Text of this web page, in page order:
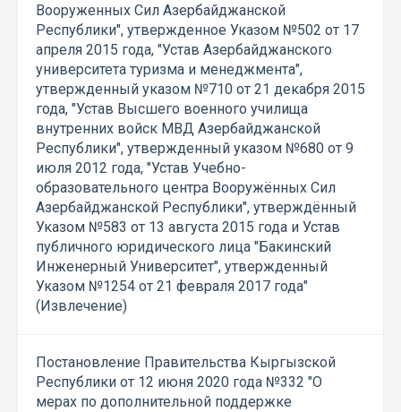
Вооруженных Сил Азербайджанской
Республики", утвержденное Указом №502 от 17
апреля 2015 года, "Устав Азербайджанского
университета туризма и менеджмента",
утвержденный указом №710 от 21 декабря 2015
года, "Устав Высшего военного училища
внутренних войск МВД Азербайджанской
Республики", утвержденный указом №680 от 9
июля 2012 года, "Устав Учебно-
образовательного центра Вооружённых Сил
Азербайджанской Республики", утверждённый
Указом №583 от 13 августа 2015 года и Устав
публичного юридического лица "Бакинский
Инженерный Университет", утвержденный
Указом №1254 от 21 февраля 2017 года"
(Извлечение)
Постановление Правительства Кыргызской
Республики от 12 июня 2020 года №332 "О
мерах по дополнительной поддержке